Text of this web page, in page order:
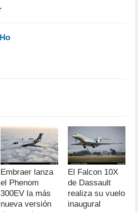
Embraer lanza
el Phenom
300EV la más
nueva versión
El Falcon 10X
de Dassault
realiza su vuelo
inaugural